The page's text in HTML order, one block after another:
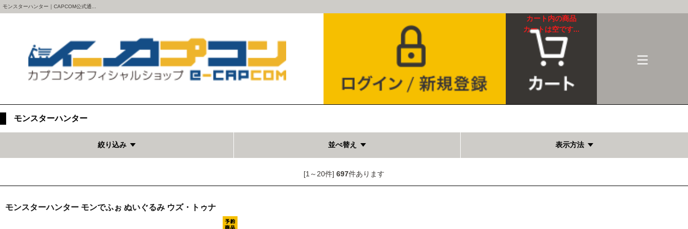
モンスターハンター｜CAPCOM公式通...
カート内の商品
カートは空です...
モンスターハンター
絞り込み 並べ替え 表示方法
[1～20件] 697件あります
モンスターハンター モンでふぉ ぬいぐるみ ウズ・トゥナ